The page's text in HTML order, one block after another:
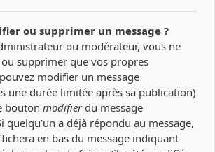
ou supprimer un message ?
ou modérateur, vous ne
supprimer que vos propres
modifier un message
une durée limitée après sa publication)
bouton modifierdu message
quelqu’un a déjà répondu au message,
en bas du message indiquant